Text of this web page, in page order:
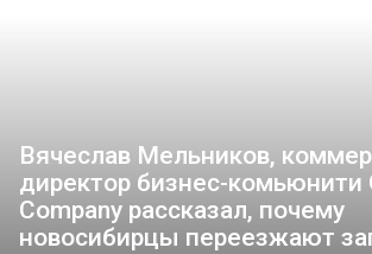
Вячеслав Мельников,
директор бизнес-комьюнити
Company рассказал, почему
новосибирцы переезжают